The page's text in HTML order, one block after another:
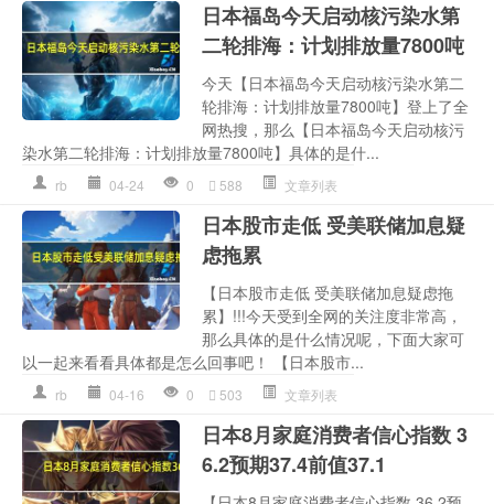
日本福岛今天启动核污染水第
二轮排海：计划排放量7800吨
今天【日本福岛今天启动核污染水第二
轮排海：计划排放量7800吨】登上了全
网热搜，那么【日本福岛今天启动核污
染水第二轮排海：计划排放量7800吨】具体的是什...
rb 04-24 0 588 文章列表
日本股市走低 受美联储加息疑
虑拖累
【日本股市走低 受美联储加息疑虑拖
累】!!!今天受到全网的关注度非常高，
那么具体的是什么情况呢，下面大家可
以一起来看看具体都是怎么回事吧！ 【日本股市...
rb 04-16 0 503 文章列表
日本8月家庭消费者信心指数 3
6.2预期37.4前值37.1